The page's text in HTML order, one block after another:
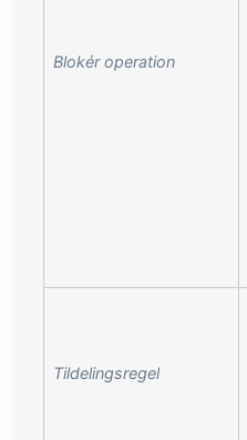
Blokér operation
Tildelingsregel